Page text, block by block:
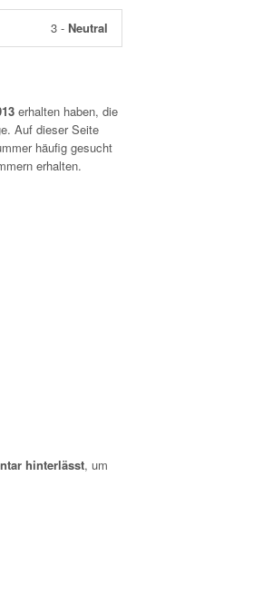
3- Neutral
erhalten haben, die
Auf dieser Seite
häufig gesucht
erhalten.
hinterlässt, um